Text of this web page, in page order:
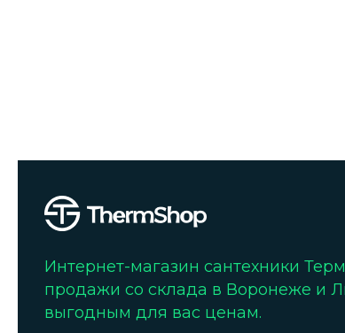
Интернет-магазин сантехники
продажи со склада в Воронеже и
выгодным для вас ценам.